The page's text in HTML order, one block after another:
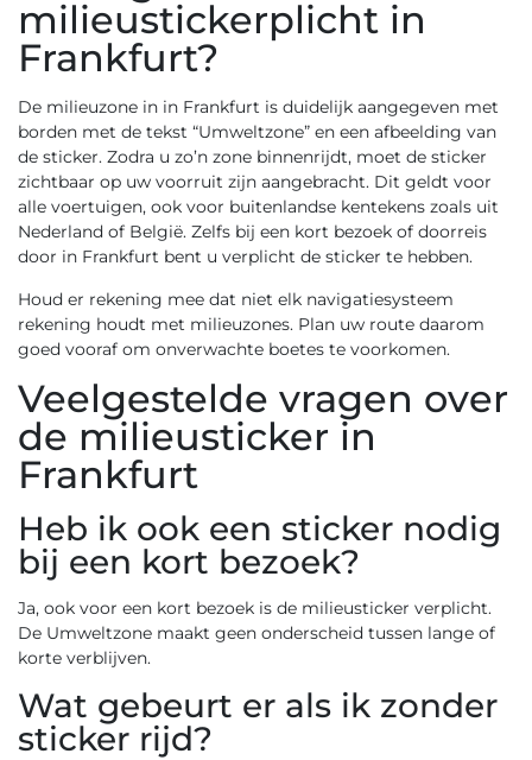
milieustickerplicht in
Frankfurt?
De milieuzone in in Frankfurt is duidelijk aangegeven met
borden met de tekst “Umweltzone” en een afbeelding van
de sticker. Zodra u zo’n zone binnenrijdt, moet de sticker
zichtbaar op uw voorruit zijn aangebracht. Dit geldt voor
alle voertuigen, ook voor buitenlandse kentekens zoals uit
Nederland of België. Zelfs bij een kort bezoek of doorreis
door in Frankfurt bent u verplicht de sticker te hebben.
Houd er rekening mee dat niet elk navigatiesysteem
rekening houdt met milieuzones. Plan uw route daarom
goed vooraf om onverwachte boetes te voorkomen.
Veelgestelde vragen over
de milieusticker in
Frankfurt
Heb ik ook een sticker nodig
bij een kort bezoek?
Ja, ook voor een kort bezoek is de milieusticker verplicht.
De Umweltzone maakt geen onderscheid tussen lange of
korte verblijven.
Wat gebeurt er als ik zonder
sticker rijd?